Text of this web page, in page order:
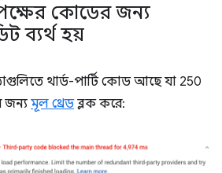
কোডের জন্য
ব্যর্থ হয়
থার্ড-পার্টি কোড আছে যা 250
জন্য মূল থ্রেডব্লক করে: